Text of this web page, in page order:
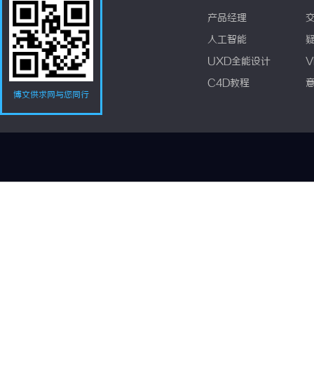
博文供求网与您同行
产品经理
人工智能
UXD全能设计
C4D教程